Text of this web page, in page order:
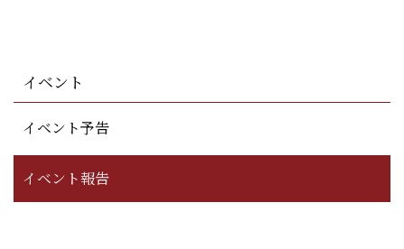
イベント
イベント予告
イベント報告